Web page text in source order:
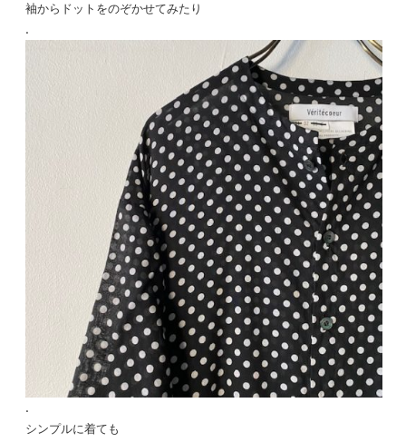
袖からドットをのぞかせてみたり
.
.
シンプルに着ても